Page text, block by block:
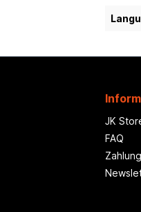
JK
FAQ